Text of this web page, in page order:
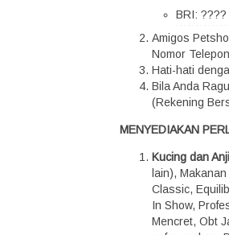
BRI:
Amigos
Nomor
Hati-hati
Bila Anda
(Rekening
MENYEDIAKAN
Kucing dan
lain),
Classic,
In Show,
Mencret, Obt